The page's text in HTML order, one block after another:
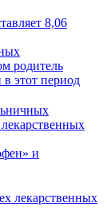
родитель
этот период
и